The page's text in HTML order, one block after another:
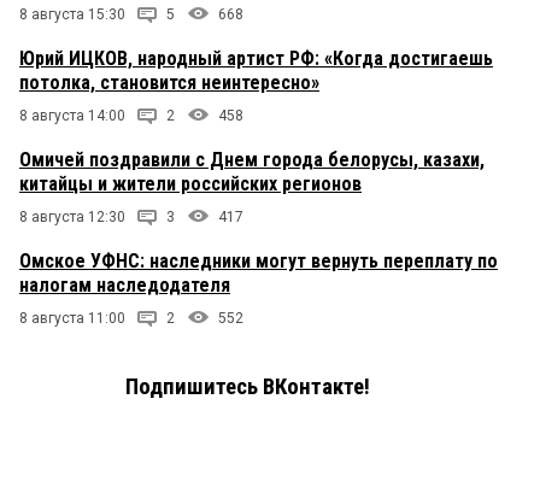
8 августа 15:30 5 668
Юрий ИЦКОВ, народный артист РФ: «Когда достигаешь
потолка, становится неинтересно»
8 августа 14:00 2 458
Омичей поздравили с Днем города белорусы, казахи,
китайцы и жители российских регионов
8 августа 12:30 3 417
Омское УФНС: наследники могут вернуть переплату по
налогам наследодателя
8 августа 11:00 2 552
Подпишитесь ВКонтакте!